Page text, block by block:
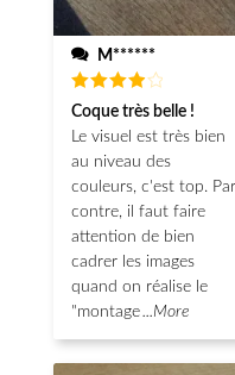
M******
Note4
sur 5
Coque très belle !
Le visuel est très bien
au niveau des
couleurs, c'est top. Par
contre, il faut faire
attention de bien
cadrer les images
quand on réalise le
"montage...More